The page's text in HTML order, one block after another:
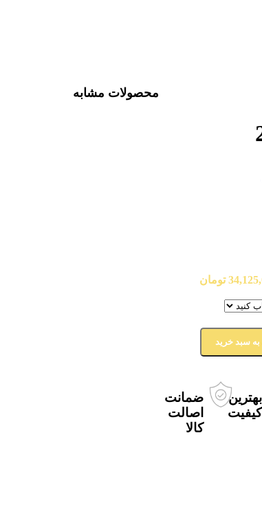
تومان
به سبد خرید
بهترین
کیفیت
ضمانت
اصالت
کالا
محصولات مشابه